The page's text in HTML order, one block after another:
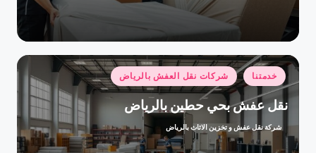
نُشر
في
خدمتنا شركات نقل العفش بالرياض
نقل عفش بحي حطين بالرياض
تمّ
النشر
بواسطة
شركة نقل عفش و تخزين الاثاث بالرياض